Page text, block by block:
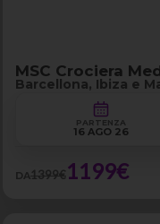
MSC Crociera
Barcellona, Ibiza e
PARTENZA
16 AGO 26
DA1399€1199€